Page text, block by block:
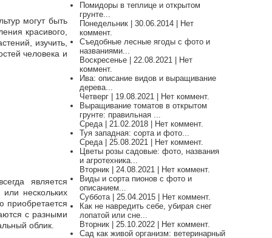
могут быть
красивого,
изучить,
человека и
является
нескольких
приобретается
с разными
облик.
Помидоры в теплице и открытом
грунте...
Понедельник | 30.06.2014 | Нет
коммент.
Съедобные лесные ягоды с фото и
названиями...
Воскресенье | 22.08.2021 | Нет
коммент.
Ива: описание видов и выращивание
дерева...
Четверг | 19.08.2021 | Нет коммент.
Выращивание томатов в открытом
грунте: правильная ...
Среда | 21.02.2018 | Нет коммент.
Туя западная: сорта и фото...
Среда | 25.08.2021 | Нет коммент.
Цветы розы садовые: фото, названия
и агротехника...
Вторник | 24.08.2021 | Нет коммент.
Виды и сорта пионов с фото и
описанием...
Суббота | 25.04.2015 | Нет коммент.
Как не навредить себе, убирая снег
лопатой или сне...
Вторник | 25.10.2022 | Нет коммент.
Сад как живой организм: ветеринарный